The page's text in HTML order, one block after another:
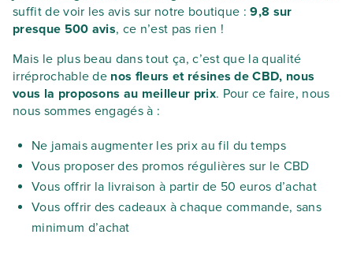
suffit de voir les avis sur notre boutique :9,8 sur
presque 500 avis, ce n’est pas rien !
Mais le plus beau dans tout ça, c’est que la qualité
irréprochable de nos fleurs et résines de CBD, nous
vous la proposons au meilleur prix. Pour ce faire, nous
nous sommes engagés à :
Ne jamais augmenter les prix au fil du temps
Vous proposer des promos régulières sur le CBD
Vous offrir la livraison à partir de 50 euros d’achat
Vous offrir des cadeaux à chaque commande, sans
minimum d’achat